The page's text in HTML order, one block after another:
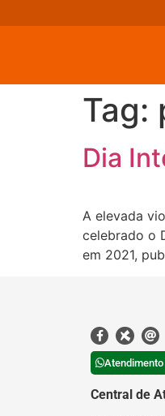
Tag:
Dia
A elevada
celebrado o
em 2021,
Central de